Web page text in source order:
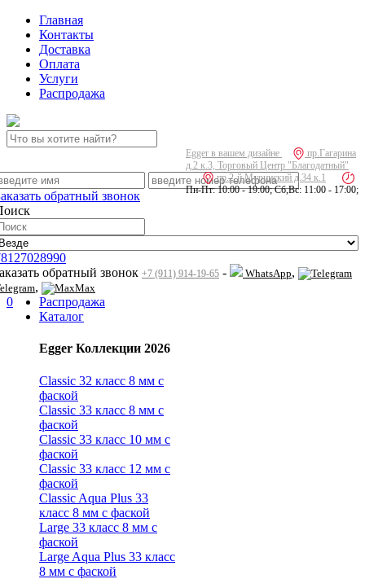
Главная
Контакты
Доставка
Оплата
Услуги
Распродажа
Egger в вашем дизайне
пр.Гагарина
д.2 к.3, Торговый Центр "Благодатный"
пр.2-й Муринский д.34 к.1
Пн-Пт: 10:00 - 19:00; Сб,Вс: 11:00 - 17:00;
обратный звонок
обратный звонок +7 (911) 914-19-65 - WhatsApp,
, Max
0
Распродажа
Каталог
Egger Коллекции 2026
Classic 32 класс 8 мм с
фаской
Classic 33 класс 8 мм с
фаской
Classic 33 класс 10 мм с
фаской
Classic 33 класс 12 мм с
фаской
Classic Aqua Plus 33
класс 8 мм с фаской
Large 33 класс 8 мм с
фаской
Large Aqua Plus 33 класс
8 мм с фаской